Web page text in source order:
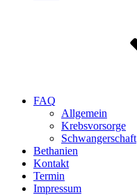
FAQ
Allgemein
Krebsvorsorge
Schwangerschaft
Bethanien
Kontakt
Termin
Impressum